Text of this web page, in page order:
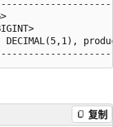
id: BIGINT>
DECIMAL(5,1),
复制